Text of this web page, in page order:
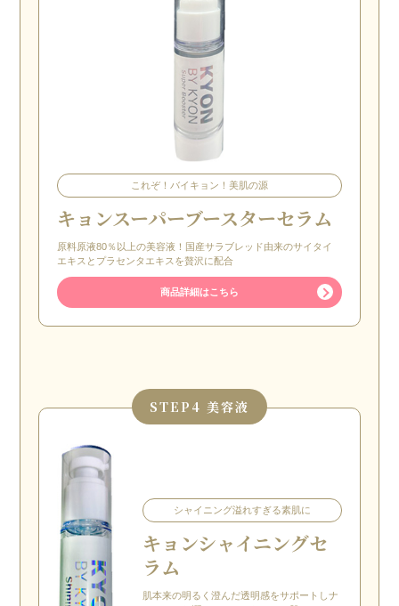
これぞ！バイキョン！美肌の源
キョンスーパーブースターセラム
原料原液80％以上の美容液！国産サラブレッド由来のサイタイ
エキスとプラセンタエキスを贅沢に配合
商品詳細はこちら
STEP 4 美容液
シャイニング溢れすぎる素肌に
キョンシャイニングセ
ラム
肌本来の明るく澄んだ透明感をサポートしナ